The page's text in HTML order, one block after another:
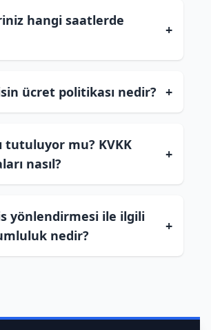
hangi saatlerde
+
ücret politikası nedir? +
tutuluyor mu? KVKK
nasıl?
+
yönlendirmesi ile ilgili
nedir?
+